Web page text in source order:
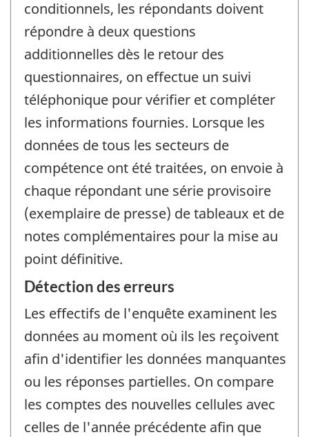
conditionnels, les répondants doivent
répondre à deux questions
additionnelles dès le retour des
questionnaires, on effectue un suivi
téléphonique pour vérifier et compléter
les informations fournies. Lorsque les
données de tous les secteurs de
compétence ont été traitées, on envoie à
chaque répondant une série provisoire
(exemplaire de presse) de tableaux et de
notes complémentaires pour la mise au
point définitive.
Détection des erreurs
Les effectifs de l'enquête examinent les
données au moment où ils les reçoivent
afin d'identifier les données manquantes
ou les réponses partielles. On compare
les comptes des nouvelles cellules avec
celles de l'année précédente afin que